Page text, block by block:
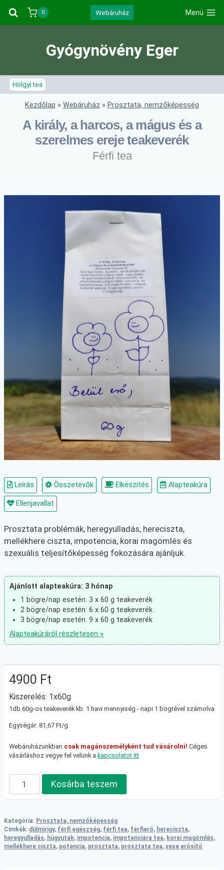
Skip
0 Webáruház Menü
Gyógynövény Eger
Hölgyi tea
Kezdőlap » Webáruház » Prosztata, nemzőképesség
A király, a harcos, a mágus és a
szerelmes ereje teakeverék
Férfi tea
Leírás Összetevők Elkészítés Alapteakúra
Ellenjavallat
Prosztata problémák, heregyulladás, hereciszta,
mellékhere ciszta, impotencia, korai magömlés és
szexuális teljesítőképesség fokozására ajánljuk.
Ajánlott alapteakúra: 3 hónap
1 bögre/nap esetén: 3 x 60 g teakeverék
2 bögre/nap esetén: 6 x 60 g teakeverék
3 bögre/nap esetén: 9 x 60 g teakeverék
Alapteakúráról részletesen »
4900 Ft
Kiszerelés: 1x60g
1db 60g-os teakeverék kb. 1 havi mennyiség - napi 1 bögrével számolva
Egységár: 81,67 Ft/g
Webáruházunkban csak magánszemélyként tud vásárolni! Céges
vásárláshoz vegye fel velünk a kapcsolatot itt
király,
harcos,
a
mágus
és
Kosárba teszem
Kategória: Prosztata, nemzőképesség
Címkék: dülmirigy, férfi egészség, férfi tea, férfierő, hereciszta,
heregyulladás, húgyutak, impotencia, impotenciára tea, korai magömlés,
mellékhere ciszta, potencia, prosztata, prosztata tea, vese erősítő